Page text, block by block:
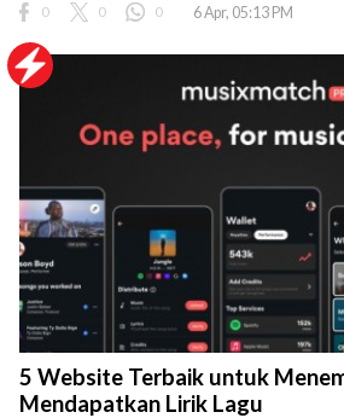
0 0 0 6 Apr, 05:13 PM
5 Website Terbaik untuk
Mendapatkan Lirik Lagu